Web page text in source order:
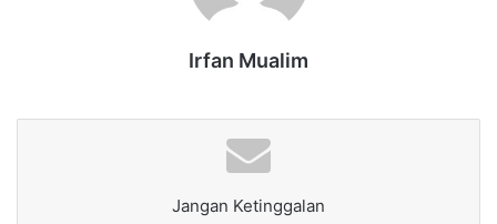
Irfan Mualim
Jangan Ketinggalan